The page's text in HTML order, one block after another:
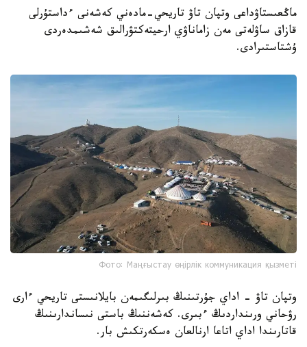
ماڭعىستاۋداعى وتپان تاۋ تاريحي-مادەني كەشەنى ءداستۇرلى
قازاق ساۋلەتى مەن زاماناۋي ارحيتەكتۋرالىق شەشىمدەردى
ۇشتاستىرادى.
Фото: Маңғыстау өңірлік коммуникация қызметі
وتپان تاۋ - اداي جۇرتىنىڭ بىرلىگىمەن بايلانىستى تاريحي ءارى
رۋحاني ورىنداردىڭ ءبىرى. كەشەننىڭ باستى نىساندارىنىڭ
قاتارىندا اداي اتاعا ارنالعان ەسكەرتكىش بار.